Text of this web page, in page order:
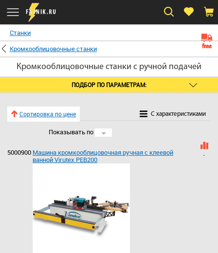
Станки
Кромкооблицовочные станки
Кромкооблицовочные станки с ручной подачей
ПОДБОР ПО ПАРАМЕТРАМ:
Сортировка по цене C характеристиками
Показывать по 24
5000900 Машина кромкооблицовочная ручная с клеевой
ванной Virutex PEB200
free
free
free
free
free
free
free
free
free
free
free
free
free
free
free
free
free
free
free
free
free
free
free
free